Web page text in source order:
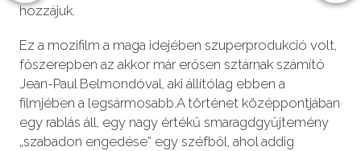
hozzájuk.
Ez a mozifilm a maga idejében szuperprodukció volt,
főszerepben az akkor már erősen sztárnak számító
Jean-Paul Belmondóval, aki állítólag ebben a
filmjében a legsármosabb.A történet középpontjában
egy rablás áll, egy nagy értékű smaragdgyűjtemény
„szabadon engedése” egy széfből, ahol addig